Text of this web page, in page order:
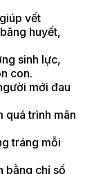
vết
huyết,
sinh lực,
con.
mới đau
quá trình mãn
tráng mỗi
bằng chỉ số